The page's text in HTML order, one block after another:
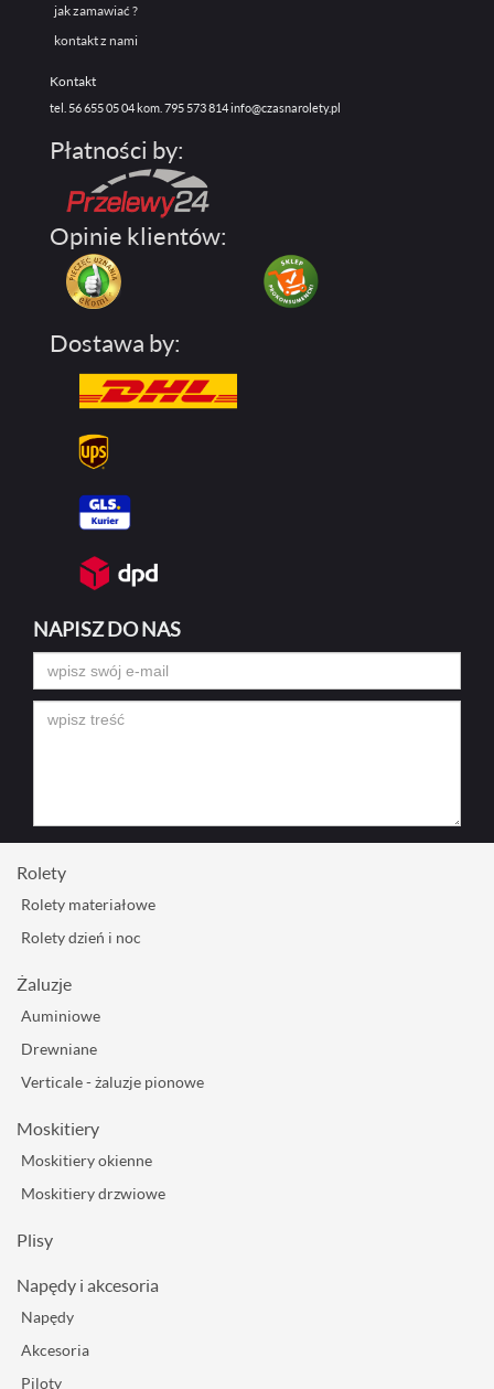
jak zamawiać ?
kontakt z nami
Kontakt
tel. 56 655 05 04kom. 795 573 814info@czasnarolety.pl
Płatności by:
Opinie klientów:
Dostawa by:
NAPISZ DO NAS
Rolety
Rolety materiałowe
Rolety dzień i noc
Żaluzje
Auminiowe
Drewniane
Verticale - żaluzje pionowe
Moskitiery
Moskitiery okienne
Moskitiery drzwiowe
Plisy
Napędy i akcesoria
Napędy
Akcesoria
Piloty